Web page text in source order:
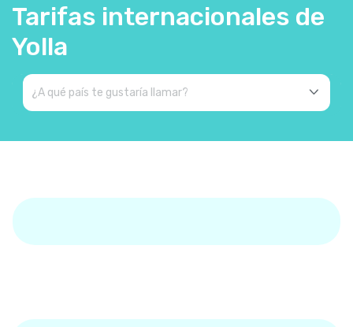
Tarifas internacionales de
Yolla